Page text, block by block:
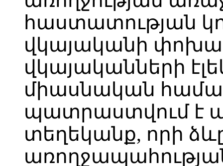
հաստատության
վկայականի
վկայականների
միասնական
պատրաստվում է
տեղեկանք, որի